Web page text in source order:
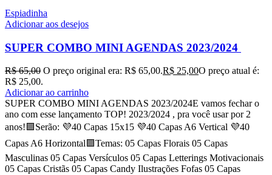
Espiadinha
Adicionar aos desejos
SUPER COMBO MINI AGENDAS 2023/2024
R$65,00 O preço original era: R$ 65,00.R$ 25,00O preço atual é:
R$ 25,00.
Adicionar ao carrinho
SUPER COMBO MINI AGENDAS 2023/2024E vamos fechar o
ano com esse lançamento TOP! 2023/2024 , pra você usar por 2
anos!🟪Serão: 💜40 Capas 15x15 💜40 Capas A6 Vertical 💜40
Capas A6 Horizontal🟪Temas: 05 Capas Florais 05 Capas
Masculinas 05 Capas Versículos 05 Capas Letterings Motivacionais
05 Capas Cristãs 05 Capas Candy Ilustrações Fofas 05 Capas